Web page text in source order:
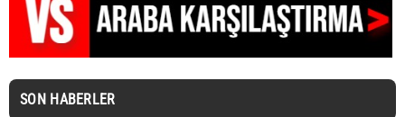
SON HABERLER